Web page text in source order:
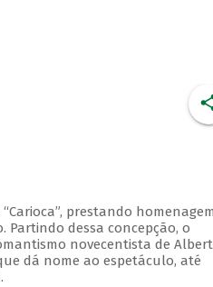
prestando
Partindo dessa concepção, o
novecentista de
dá nome ao espetáculo, até